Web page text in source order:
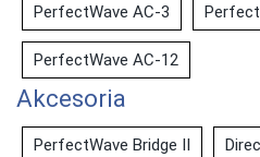
PerfectWave AC-3
PerfectWave AC-12
Akcesoria
PerfectWave Bridge II